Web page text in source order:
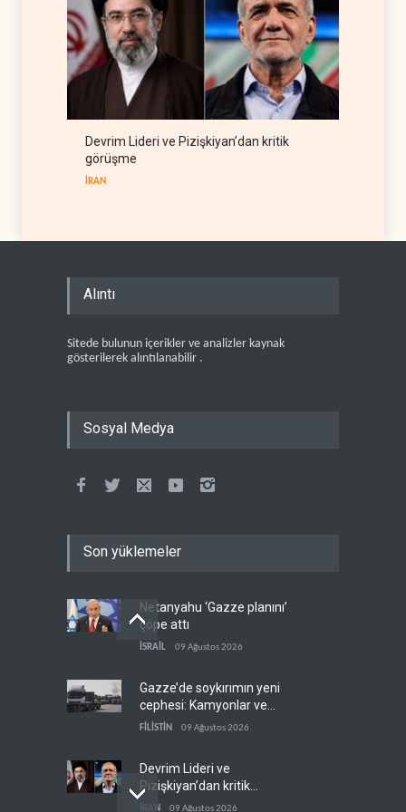
Devrim Lideri ve Pizişkiyan’dan kritik
görüşme
İRAN
Alıntı
Sitede bulunun içerikler ve analizler kaynak
gösterilerek alıntılanabilir .
Sosyal Medya
Son yüklemeler
Netanyahu ‘Gazze planını’
çöpe attı
İSRAİL 09 Ağustos 2026
Gazze’de soykırımın yeni
cephesi: Kamyonlar ve
sürücüler de hedefte
FİLİSTİN 09 Ağustos 2026
Devrim Lideri ve
Pizişkiyan’dan kritik
görüşme
İRAN 09 Ağustos 2026